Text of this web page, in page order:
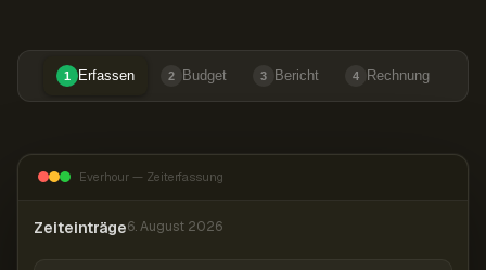
1 Erfassen 2 Budget 3 Bericht 4 Rechnung
Everhour — Zeiterfassung
Zeiteinträge6. August 2026